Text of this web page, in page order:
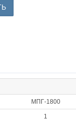
МПГ-1800
1